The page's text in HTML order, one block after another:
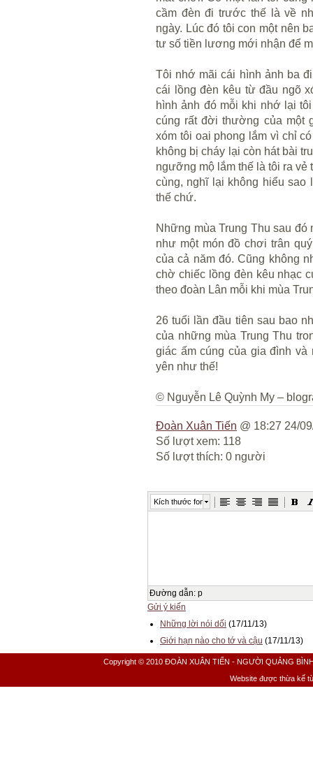
cầm đèn đi trước thế là về
ngày. Lúc đó tôi con một nên
tư số tiền lương mới nhận để
Tôi nhớ mãi cái hình ảnh ba
cái lồng đèn kêu từ đầu ngõ
hình ảnh đó mỗi khi nhớ lại
cúng rất đời thường của một
xóm tôi oai phong lắm vì chỉ
không bị cháy lại còn hát bài
ngưỡng mộ lắm thế là tôi ra
cùng, nghĩ lại không hiểu
thế chứ.
Những mùa Trung Thu sau
như một món đồ chơi trân
của cả năm đó. Cũng không
chờ chiếc lồng đèn kêu nhạc
theo đoàn Lân mỗi khi mùa
26 tuổi lần đầu tiên sau bao
của những mùa Trung Thu
giác ấm cúng của gia đình
yên như thế!
© Nguyễn Lê Quỳnh My –
Đoàn Xuân Tiến @ 18:27 24/
Số lượt xem: 118
Số lượt thích: 0 người
Kích thước font
Đường dẫn: p
Gửi ý kiến
Những lời nói dối (17/11/13)
Giới hạn nào cho tớ và cậu (17/11/13)
Copyright © 2010 ĐOÀN XUÂN TIẾN - NGƯỜI QUẢNG
Website được thừa kế